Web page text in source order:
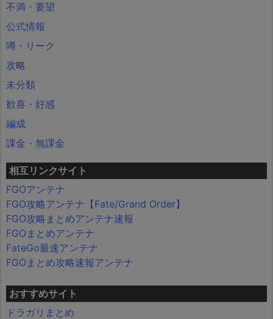
不満・要望
公式情報
噂・リーク
攻略
未分類
歓喜・好感
編成
課金・無課金
相互リンクサイト
FGOアンテナ
FGO攻略アンテナ【Fate/Grand Order】
FGO攻略まとめアンテナ速報
FGOまとめアンテナ
FateGo最速アンテナ
FGOまとめ攻略速報アンテナ
おすすめサイト
ドラガリまとめ